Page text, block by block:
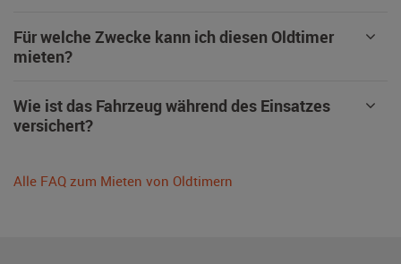
Für welche Zwecke kann ich diesen Oldtimer
mieten?
Wie ist das Fahrzeug während des Einsatzes
versichert?
Alle FAQ zum Mieten von Oldtimern